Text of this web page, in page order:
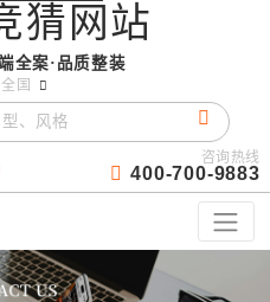
猜网站
全案·品质整装
全国
咨询热线
400-700-9883